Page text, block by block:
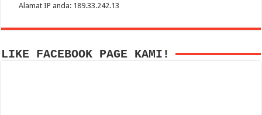
Alamat IP anda: 189.33.242.13
LIKE FACEBOOK PAGE KAMI!